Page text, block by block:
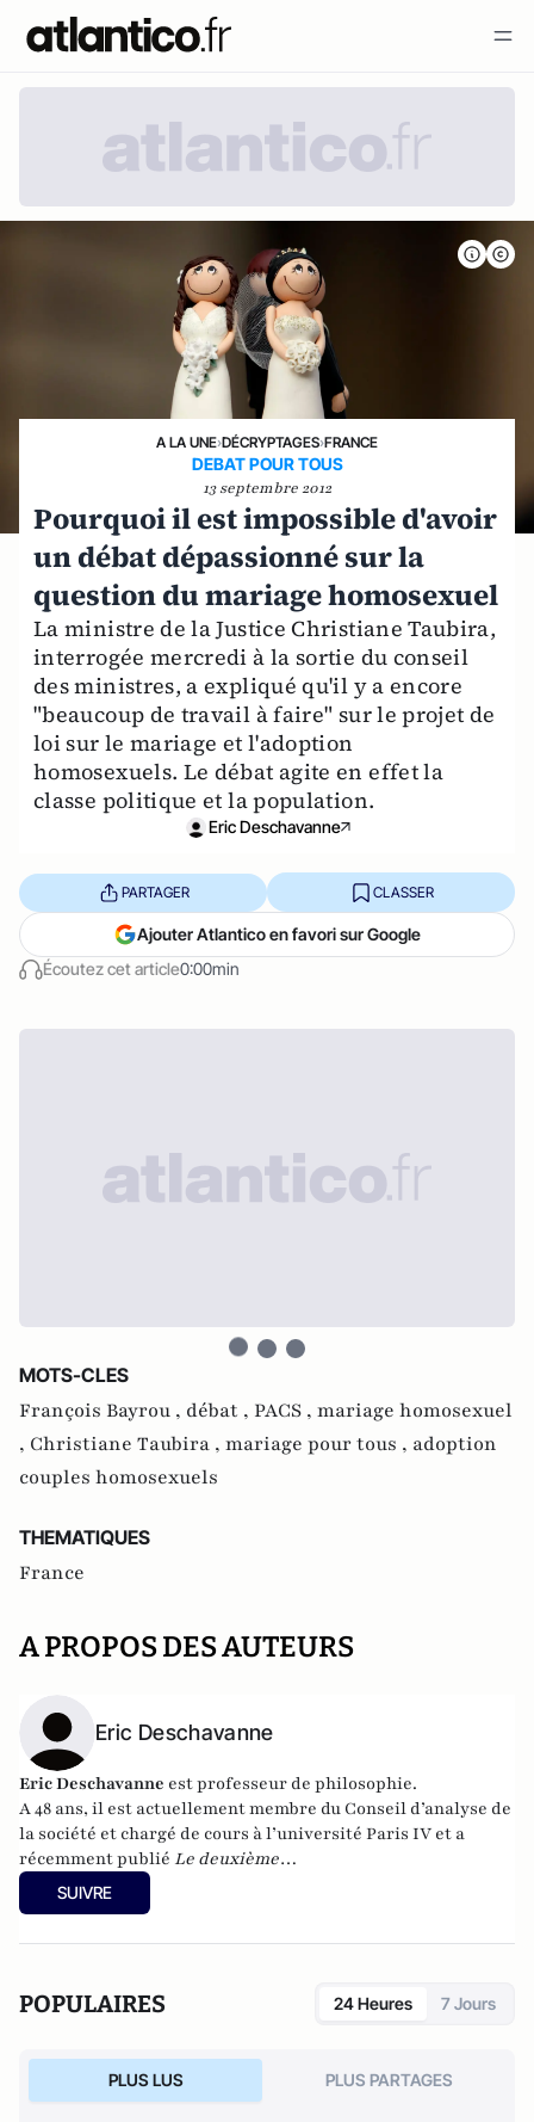
A LA UNE›DÉCRYPTAGES›FRANCE
DEBAT POUR TOUS
13 septembre 2012
Pourquoi il est impossible d'avoir
un débat dépassionné sur la
question du mariage homosexuel
La ministre de la Justice Christiane Taubira,
interrogée mercredi à la sortie du conseil
des ministres, a expliqué qu'il y a encore
"beaucoup de travail à faire" sur le projet de
loi sur le mariage et l'adoption
homosexuels. Le débat agite en effet la
classe politique et la population.
Eric Deschavanne
Écoutez cet article0:00min
PARTAGER CLASSER
Ajouter Atlantico en favori sur Google
MOTS-CLES
François Bayrou , débat , PACS , mariage homosexuel
, Christiane Taubira , mariage pour tous , adoption
couples homosexuels
THEMATIQUES
France
A PROPOS DES AUTEURS
Eric Deschavanne
Eric Deschavanne est professeur de philosophie.
A 48 ans, il est actuellement membre du Conseil d’analyse de
la société et chargé de cours à l’université Paris IV et a
récemment publié Le deuxième
humanisme – Introduction à la pensée de Luc Ferry
(Germina, 2010). Il est également l’auteur, avec Pierre-Henri
SUIVRE
POPULAIRES 24 Heures 7 Jours
PLUS LUS PLUS PARTAGES